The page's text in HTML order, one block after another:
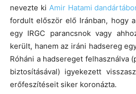
nevezte ki Amir Hatami
fordult először elő Iránban, hogy
egy IRGC parancsnok vagy
került, hanem az iráni hadsereg
Róháni a hadsereget felhasználva
biztosításával) igyekezett
erőfeszítéseit siker koronázta.